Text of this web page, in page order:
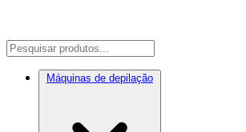
Máquinas de depilação